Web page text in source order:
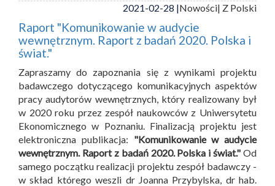
2021-02-28 |Nowości| Z Polski
Raport "Komunikowanie w audycie
wewnętrznym. Raport z badań 2020. Polska i
świat."
Zapraszamy do zapoznania się z wynikami projektu
badawczego dotyczącego komunikacyjnych aspektów
pracy audytorów wewnętrznych, który realizowany był
w 2020 roku przez zespół naukowców z Uniwersytetu
Ekonomicznego w Poznaniu. Finalizacją projektu jest
elektroniczna publikacja: "Komunikowanie w audycie
wewnętrznym. Raport z badań 2020. Polska i świat." Od
samego początku realizacji projektu zespół badawczy -
w skład którego weszli dr Joanna Przybylska, dr hab.